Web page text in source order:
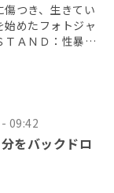
つき、生きてい
めたフォトジャ
ＡＮＤ：性暴力
た。
09:42
をバックドロ